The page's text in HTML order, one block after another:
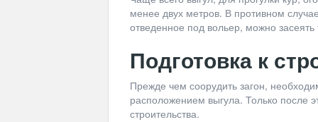
менее двух метров. В противном
отведенное под вольер, можно засеять
Подготовка к
Прежде чем соорудить загон,
расположением выгула. Только после
строительства.